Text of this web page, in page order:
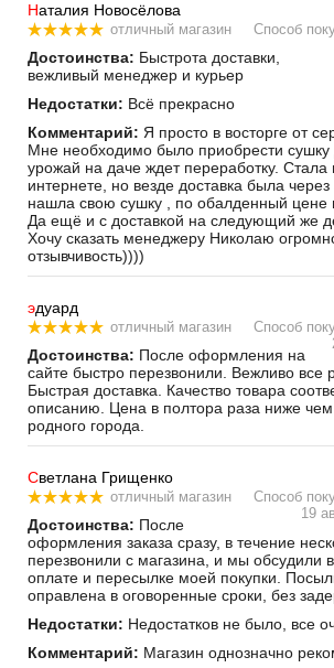
Наталия Новосёлова
отличный магазин
Способ
Достоинства: Быстрота доставки,
вежливый менеджер и курьер
Недостатки: Всё прекрасно
Комментарий: Я просто в восторге от
Мне необходимо было приобрести сушку
урожай на даче ждет переработку. Стала
интернете, но везде доставка была
нашла свою сушку , по обалденный цене
Да ещё и с доставкой на следующий же
Хочу сказать менеджеру Николаю
отзывчивость))))
эдуард
отличный магазин
Способ
Достоинства: После оформления на
сайте быстро перезвонили. Вежливо все
Быстрая доставка. Качество товара
описанию. Цена в полтора раза ниже чем
родного города.
Светлана Грищенко
отличный магазин
Способ
19
Достоинства: После
оформления заказа сразу, в течение
перезвонили с магазина, и мы обсудили
оплате и пересылке моей покупки.
оправлена в оговоренные сроки, без
Недостатки: Недостатков не было, все
Комментарий: Магазин однозначно